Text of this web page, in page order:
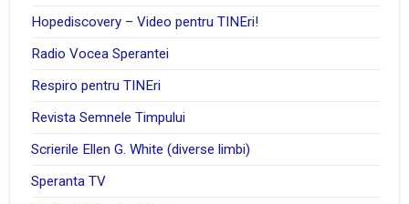
Hopediscovery – Video pentru TINEri!
Radio Vocea Sperantei
Respiro pentru TINEri
Revista Semnele Timpului
Scrierile Ellen G. White (diverse limbi)
Speranta TV